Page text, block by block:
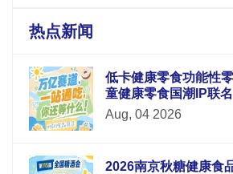
热点新闻
低卡健康零食功能性
童健康零食国潮IP联
块重磅升级
Aug, 04 2026
2026南京秋糖健康食